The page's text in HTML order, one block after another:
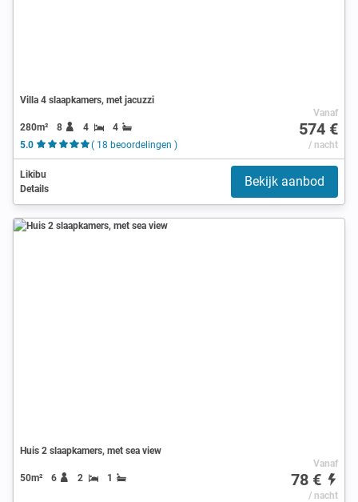
Villa 4 slaapkamers, met jacuzzi
280m² 8 4
4
5.0
( 18 beoordelingen )
Vanaf
574 €
/ nacht
Likibu
Details
Bekijk aanbod
Huis 2 slaapkamers, met sea view
50m² 6 2 1
Vanaf
78 €
/ nacht